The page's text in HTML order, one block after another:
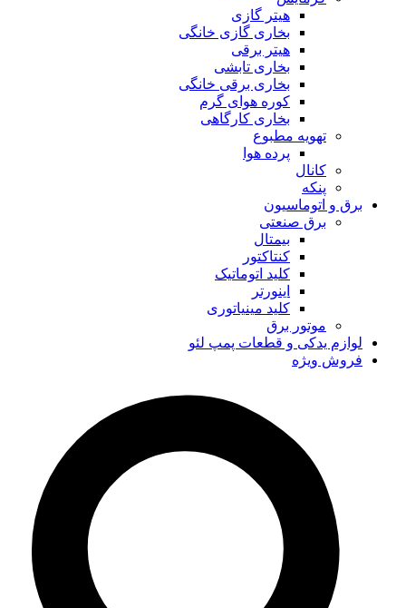
هیتر گازی
بخاری گازی خانگی
هیتر برقی
بخاری تابشی
بخاری برقی خانگی
کوره هوای گرم
بخاری کارگاهی
تهویه مطبوع
پرده هوا
کانال
پنکه
برق و اتوماسیون
برق صنعتی
بیمتال
کنتاکتور
کلید اتوماتیک
اینورتر
کلید مینیاتوری
موتور برق
لوازم یدکی و قطعات پمپ لئو
فروش ویژه